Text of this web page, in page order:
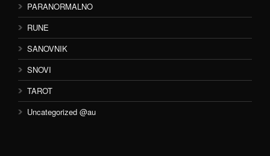
PARANORMALNO
RUNE
SANOVNIK
SNOVI
TAROT
Uncategorized @au